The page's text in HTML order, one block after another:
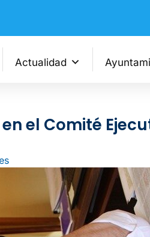
Actualidad
el Comité